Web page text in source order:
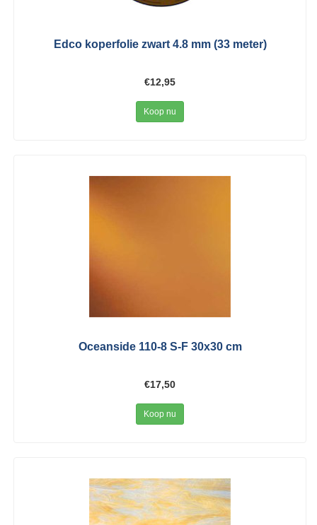
Edco koperfolie zwart 4.8 mm (33 meter)
€12,95
Koop nu
Oceanside 110-8 S-F 30x30 cm
€17,50
Koop nu